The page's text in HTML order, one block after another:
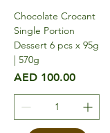
Chocolate Crocant
Single Portion
Dessert 6 pcs x 95g
| 570g
मूल्य
AED 100.00